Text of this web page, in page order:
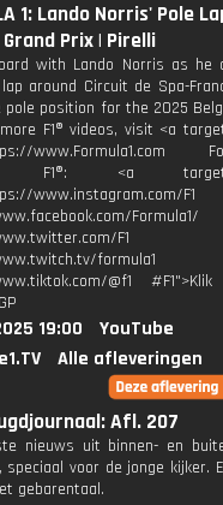
1: Lando Norris' Pole
Prix | Pirelli
with Lando Norris as he
around Circuit de Spa-
pole position for the 2025
F1® videos, visit <a
www.Formula1.com
F1®: <a
www.instagram.com/F1
Formula1/
F1
formula1
@f1
19:00
YouTube
Alle afleveringen
Afl. 207
nieuws uit binnen- en
speciaal voor de jonge kijker.
gebarentaal.